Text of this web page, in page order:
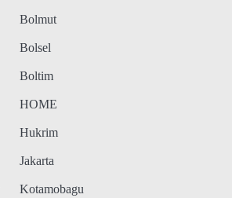
Bolmut
Bolsel
Boltim
HOME
Hukrim
Jakarta
Kotamobagu